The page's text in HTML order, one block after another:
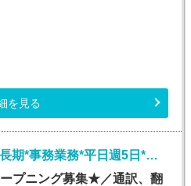
を見る
一般事務(1月中旬開始～長期*事務業務*平日週5日*銀座)
プニング募集★／通訳、翻